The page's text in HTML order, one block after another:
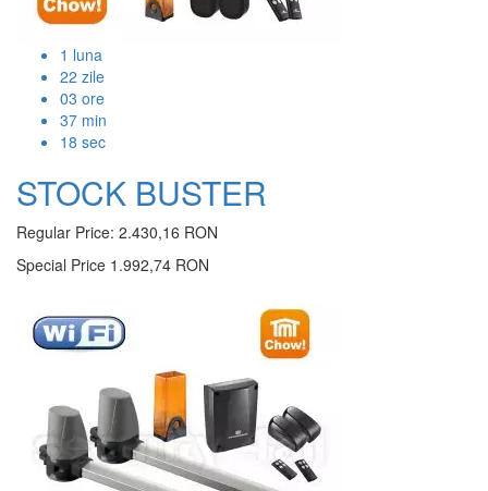
1 luna
22 zile
03 ore
37 min
17 sec
STOCK BUSTER
Regular Price: 2.430,16 RON
Special Price 1.992,74 RON